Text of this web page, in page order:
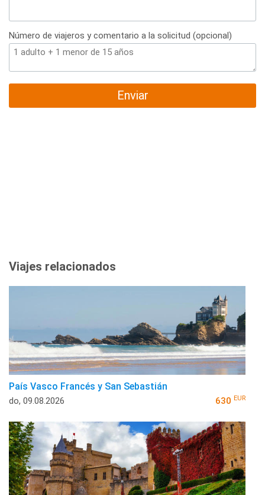
Número de viajeros y comentario a la solicitud (opcional)
Enviar
Viajes relacionados
País Vasco Francés y San Sebastián
do, 09.08.2026 630 EUR